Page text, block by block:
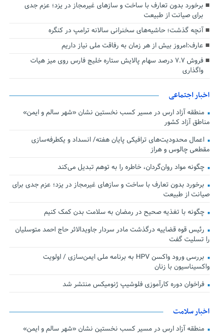
برخورد بدون تعارف با ساخت‌ و سازهای غیرمجاز در یزد؛ عزم جدی
برای صیانت از طبیعت
آنچه گذشت؛ حاشیه‌های سخنرانی سالانه ترامپ در کنگره
عارف:امروز بیش از هر زمان به رفاقت ملی نیاز داریم
فروش ۷.۷ درصد سهام پالایش ستاره خلیج فارس روی میز هیات
واگذاری
اخبار اجتماعی
منطقه آزاد ارس در مسیر کسب نخستین نشان «شهر سالم و ایمن»
مناطق آزاد کشور
اعمال محدودیت‌های ترافیکی پایان هفته/ انسداد و یکطرفه‌سازی
مقطعی چالوس و هراز
چگونه مواد روان‌گردان، خاطره را به توهم تبدیل می‌کند
برخورد بدون تعارف با ساخت‌ و سازهای غیرمجاز در یزد؛ عزم جدی برای
صیانت از طبیعت
چگونه با تغذیه صحیح در رمضان به سلامت بدن کمک کنیم
رئیس قوه قضاییه درگذشت مادر سردار جاویدالاثر حاج احمد متوسلیان
را تسلیت گفت
بررسی ورود واکسن HPV به برنامه ملی ایمن‌سازی / اولویت
واکسیناسیون با زنان
فراخوان دوره کارآموزی فلوشیپ ژنومیکس منتشر شد
اخبار سلامت
منطقه آزاد ارس در مسیر کسب نخستین نشان «شهر سالم و ایمن»